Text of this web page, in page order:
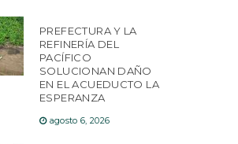
PREFECTURA Y LA
REFINERÍA DEL
PACÍFICO
SOLUCIONAN DAÑO
EN EL ACUEDUCTO LA
ESPERANZA
agosto 6, 2026